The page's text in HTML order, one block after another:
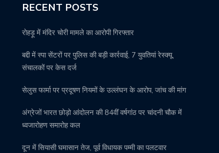
RECENT POSTS
रोहड़ू में मंदिर चोरी मामले का आरोपी गिरफ्तार
बद्दी में स्पा सेंटरों पर पुलिस की बड़ी कार्रवाई, 7 युवतियां रेस्क्यू,
संचालकों पर केस दर्ज
सेलुस फार्मा पर प्रदूषण नियमों के उल्लंघन के आरोप, जांच की मांग
अंग्रेजों भारत छोड़ो आंदोलन की 84वीं वर्षगांठ पर चांदनी चौक में
ध्वजारोहण समारोह कल
दून में सियासी घमासान तेज, पूर्व विधायक पम्मी का पलटवार